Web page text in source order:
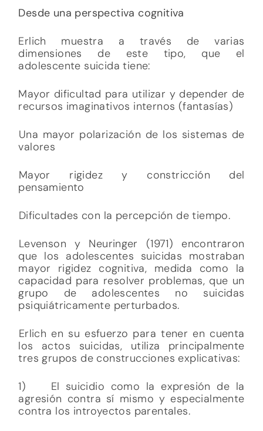
Desde una perspectiva cognitiva
Erlich muestra a través de varias
dimensiones de este tipo, que el
adolescente suicida tiene:
Mayor dificultad para utilizar y depender de
recursos imaginativos internos (fantasías)
Una mayor polarización de los sistemas de
valores
Mayor rigidez y constricción del
pensamiento
Dificultades con la percepción de tiempo.
Levenson y Neuringer (1971) encontraron
que los adolescentes suicidas mostraban
mayor rigidez cognitiva, medida como la
capacidad para resolver problemas, que un
grupo de adolescentes no suicidas
psiquiátricamente perturbados.
Erlich en su esfuerzo para tener en cuenta
los actos suicidas, utiliza principalmente
tres grupos de construcciones explicativas:
1) El suicidio como la expresión de la
agresión contra sí mismo y especialmente
contra los introyectos parentales.